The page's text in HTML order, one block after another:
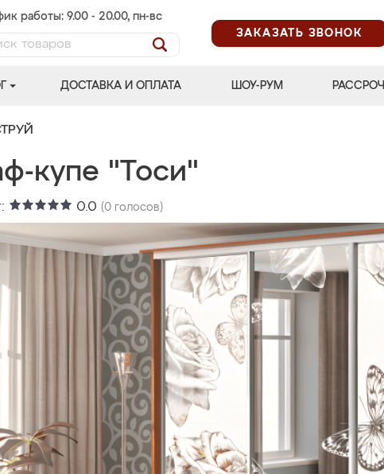
работы: 9.00 - 20.00, пн-вс
ЗАКАЗАТЬ ЗВОНОК
ДОСТАВКА И ОПЛАТА ШОУ-РУМ
купе "Тоси"
0.0 (0 голосов)